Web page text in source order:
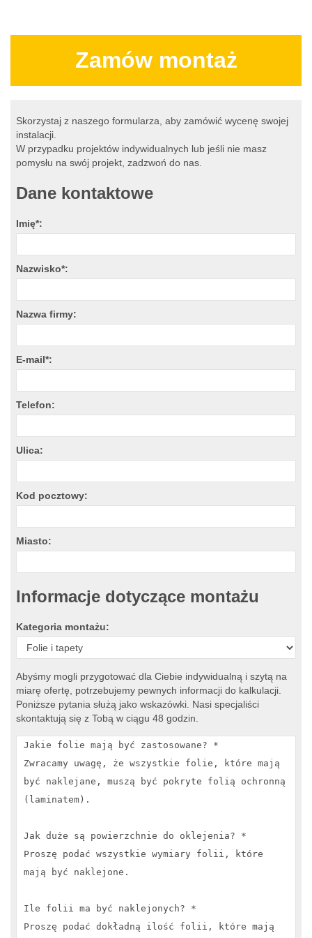
Zamów montaż
Skorzystaj z naszego formularza, aby zamówić wycenę swojej
instalacji.
W przypadku projektów indywidualnych lub jeśli nie masz
pomysłu na swój projekt, zadzwoń do nas.
Dane kontaktowe
Imię*:
Nazwisko*:
Nazwa firmy:
E-mail*:
Telefon:
Ulica:
Kod pocztowy:
Miasto:
Informacje dotyczące montażu
Kategoria montażu:
Abyśmy mogli przygotować dla Ciebie indywidualną i szytą na
miarę ofertę, potrzebujemy pewnych informacji do kalkulacji.
Poniższe pytania służą jako wskazówki. Nasi specjaliści
skontaktują się z Tobą w ciągu 48 godzin.